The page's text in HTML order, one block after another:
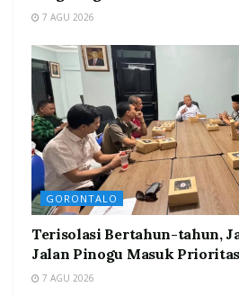
7 AGU 2026
GORONTALO
Terisolasi Bertahun-tahun,
Jalan Pinogu Masuk
7 AGU 2026